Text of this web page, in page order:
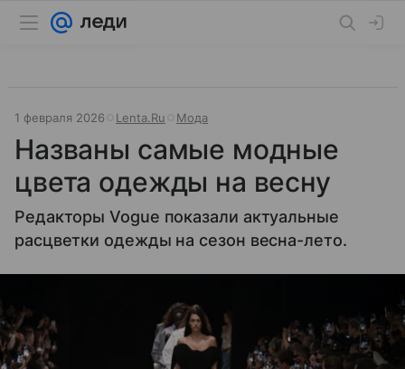
1 февраля 2026 Lenta.Ru Мода
Названы самые модные
цвета одежды на весну
Редакторы Vogue показали актуальные
расцветки одежды на сезон весна-лето.